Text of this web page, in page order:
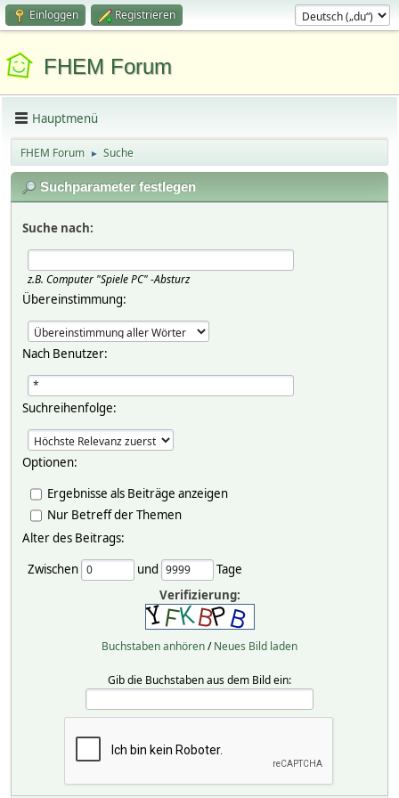
Einloggen Registrieren
FHEM Forum
Hauptmenü
FHEM Forum ► Suche
Suchparameter festlegen
Suche nach:
z.B. Computer "Spiele PC" -Absturz
Übereinstimmung:
Nach Benutzer:
Suchreihenfolge:
Optionen:
Ergebnisse als Beiträge anzeigen
Nur Betreff der Themen
Alter des Beitrags:
Zwischen
und
Tage
Verifizierung:
Buchstaben anhören/Neues Bild laden
Gib die Buchstaben aus dem Bild ein: